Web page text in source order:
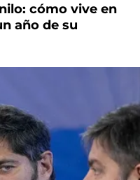
cómo vive en
año de su